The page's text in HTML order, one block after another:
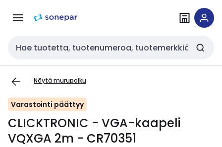
navigointiinsisältöön
Haku
Näytä murupolku
Varastointi päättyy
CLICKTRONIC - VGA-kaapeli
VQXGA 2m - CR70351